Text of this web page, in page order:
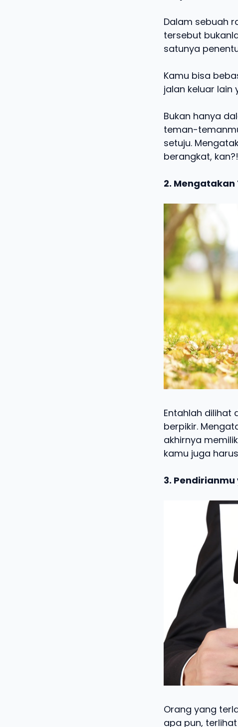
Dalam sebuah
tersebut
satunya
Kamu bisa
jalan keluar lain
Bukan hanya
teman-
setuju.
berangkat,
2.
Entahlah dilihat
berpikir.
akhirnya
kamu juga
3.
Orang yang
apa pun,